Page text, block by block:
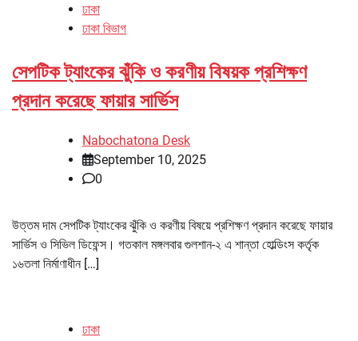
ঢাকা
ঢাকা বিভাগ
সেপটিক ট্যাংকের ঝুঁকি ও করণীয় বিষয়ক প্রশিক্ষণ
প্রদান করেছে ফায়ার সার্ভিস
Nabochatona Desk
September 10, 2025
0
উত্তম দাম সেপটিক ট্যাংকের ঝুঁকি ও করণীয় বিষয়ে প্রশিক্ষণ প্রদান করেছে ফায়ার
সার্ভিস ও সিভিল ডিফেন্স। গতকাল মঙ্গলবার গুলশান-২ এ শান্তা হোল্ডিংস কর্তৃক
১৬তলা নির্মাণাধীন […]
ঢাকা